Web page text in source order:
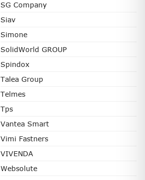
SG Company
Siav
Simone
SolidWorld GROUP
Spindox
Talea Group
Telmes
Tps
Vantea Smart
Vimi Fastners
VIVENDA
Websolute